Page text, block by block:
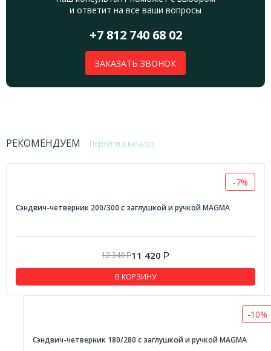
и ответит на все ваши вопросы
+7 812 740 68 02
ЗАКАЗАТЬ ЗВОНОК
РЕКОМЕНДУЕМ Перейти в каталог
-7%
Сэндвич-четверник 200/300 с заглушкой и ручкой MAGMA
12 340Р11 420 Р
В КОРЗИНУ
-10%
Сэндвич-четверник 180/280 с заглушкой и ручкой MAGMA